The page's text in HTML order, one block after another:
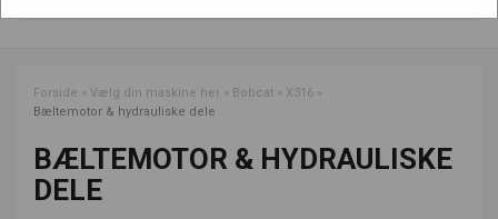
Forside » Vælg din maskine her » Bobcat » X316 »
Bæltemotor & hydrauliske dele
BÆLTEMOTOR & HYDRAULISKE
DELE